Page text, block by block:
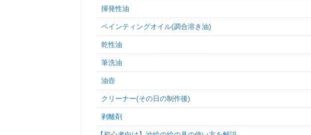
揮発性油
ペインティングオイル(調合溶き油)
乾性油
筆洗油
油壺
クリーナー(その日の制作後)
剥離剤